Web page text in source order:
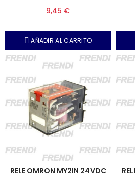
prueba o test.
9,45 €
AÑADIR AL CARRITO
RELE OMRON MY2IN 24VDC